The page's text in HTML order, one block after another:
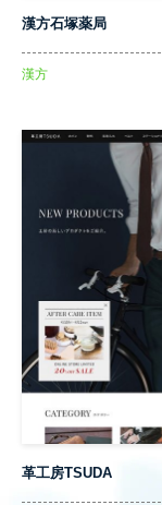
漢方石塚薬局
漢方
革工房TSUDA